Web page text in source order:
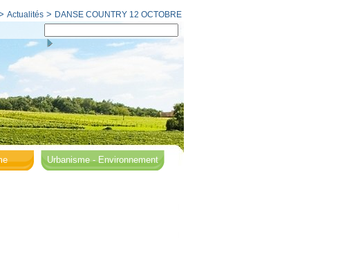
Actualités > DANSE COUNTRY 12 OCTOBRE
Urbanisme - Environnement